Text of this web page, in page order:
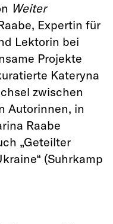
Weiter
Expertin für
Lektorin bei
Projekte
Kateryna
zwischen
Autorinnen, in
Raabe
„Geteilter
(Suhrkamp